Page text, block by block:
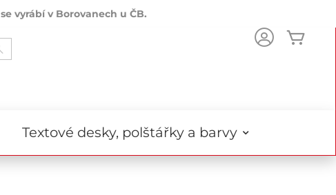
se vyrábí v Borovanech u ČB.
Textové desky, polštářky a barvy